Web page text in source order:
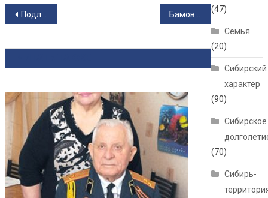
Навигация по записям
Подлый удар
(47)
Семья
(20)
Сибирский
характер
(90)
Сибирское
(70)
Сибирь-